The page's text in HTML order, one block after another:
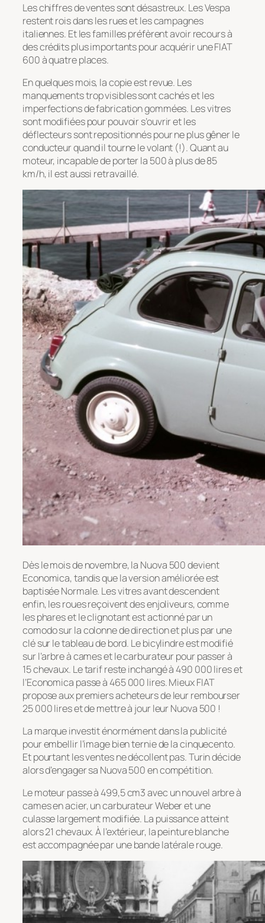
Les chiffres de ventes sont désastreux. Les Vespa
restent rois dans les rues et les campagnes
italiennes. Et les familles préfèrent avoir recours à
des crédits plus importants pour acquérir une FIAT
600 à quatre places.
En quelques mois, la copie est revue. Les
manquements trop visibles sont cachés et les
imperfections de fabrication gommées. Les vitres
sont modifiées pour pouvoir s’ouvrir et les
déflecteurs sont repositionnés pour ne plus gêner le
conducteur quand il tourne le volant (!). Quant au
moteur, incapable de porter la 500 à plus de 85
km/h, il est aussi retravaillé.
Dès le mois de novembre, la Nuova 500 devient
Economica, tandis que la version améliorée est
baptisée Normale. Les vitres avant descendent
enfin, les roues reçoivent des enjoliveurs, comme
les phares et le clignotant est actionné par un
comodo sur la colonne de direction et plus par une
clé sur le tableau de bord. Le bicylindre est modifié
sur l’arbre à cames et le carburateur pour passer à
15 chevaux. Le tarif reste inchangé à 490 000 lires et
l’Economica passe à 465 000 lires. Mieux FIAT
propose aux premiers acheteurs de leur rembourser
25 000 lires et de mettre à jour leur Nuova 500 !
La marque investit énormément dans la publicité
pour embellir l’image bien ternie de la cinquecento.
Et pourtant les ventes ne décollent pas. Turin décide
alors d’engager sa Nuova 500 en compétition.
Le moteur passe à 499,5 cm3 avec un nouvel arbre à
cames en acier, un carburateur Weber et une
culasse largement modifiée. La puissance atteint
alors 21 chevaux. À l’extérieur, la peinture blanche
est accompagnée par une bande latérale rouge.